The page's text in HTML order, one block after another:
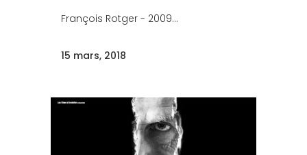
François Rotger - 2009...
15 mars, 2018